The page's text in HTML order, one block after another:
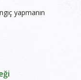
yapmanın